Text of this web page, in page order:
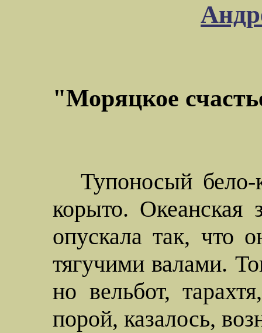
"Моряцкое
Тупоносый бело-
корыто. Океанская
опускала так, что
тягучими валами.
но вельбот,
порой, казалось,